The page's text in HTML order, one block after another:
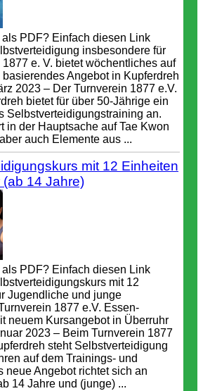
PDF? Einfach diesen Link
insbesondere für
e. V. bietet wöchentliches auf
Angebot in Kupferdreh
2023 – Der Turnverein 1877 e.V.
bietet für über 50-Jährige ein
Selbstverteidigungstraining an.
in der Hauptsache auf Tae Kwon
auch Elemente aus ...
mit 12 Einheiten
(ab 14 Jahre)
PDF? Einfach diesen Link
mit 12
Jugendliche und junge
1877 e.V. Essen-
neuem Kursangebot in Überruhr
2023 – Beim Turnverein 1877
steht Selbstverteidigung
auf dem Trainings- und
neue Angebot richtet sich an
14 Jahre und (junge) ...